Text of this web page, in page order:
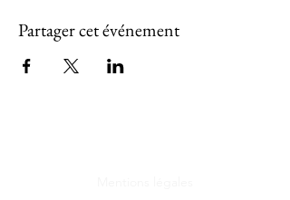
Partager cet événement